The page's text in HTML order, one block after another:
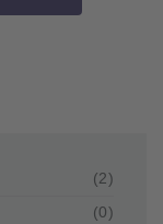
(2)
(0)